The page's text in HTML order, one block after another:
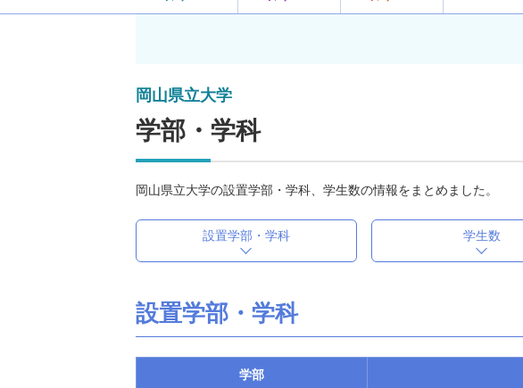
岡山県立大学
学部・学科
岡山県立大学の設置学部・学科、学生数の情報をまとめました。
設置学部・学科 学生数
設置学部・学科
学部